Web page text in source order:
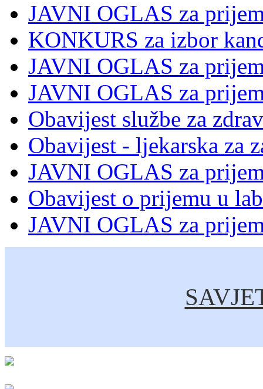
JAVNI OGLAS za
KONKURS za izbor
JAVNI OGLAS za
JAVNI OGLAS za
Obavijest službe za
Obavijest - ljekarska za
JAVNI OGLAS za
Obavijest o prijemu u
JAVNI OGLAS za